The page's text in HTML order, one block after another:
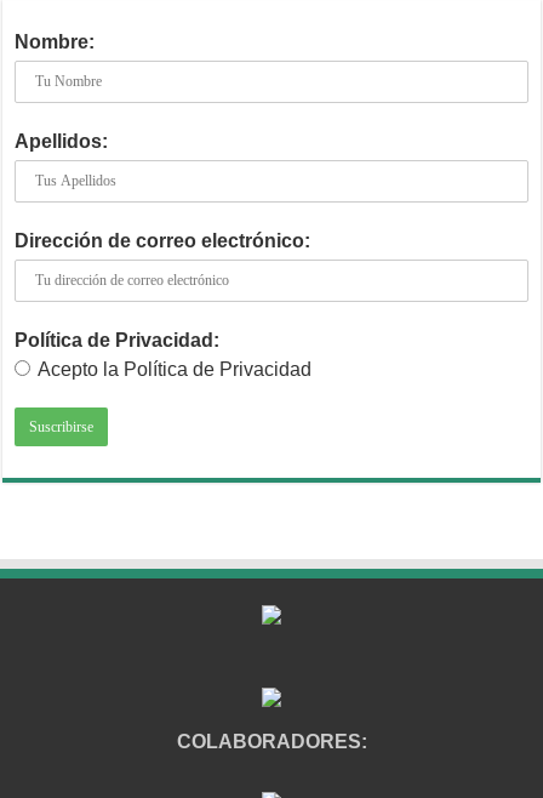
Nombre:
Apellidos:
Dirección de correo electrónico:
Política de Privacidad:
Acepto la Política de Privacidad
COLABORADORES: